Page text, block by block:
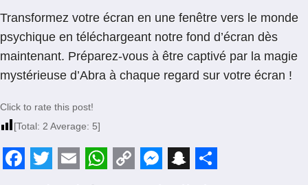
Transformez votre écran en une fenêtre vers le monde
psychique en téléchargeant notre fond d’écran dès
maintenant. Préparez-vous à être captivé par la magie
mystérieuse d’Abra à chaque regard sur votre écran !
Click to rate this post!
[Total: 2 Average: 5]